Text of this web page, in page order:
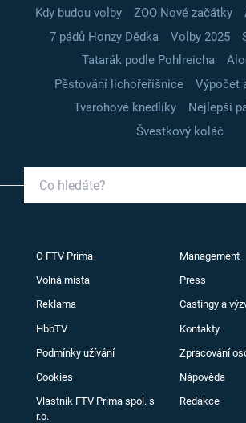
Kdy budou volby
ZOO Nové začátky
7 pádů Honzy Dědka
Volby 2025
Tatarák podle Pohlreicha
Pěstování lichořeřišnice
Výpočet
Tvarohové knedlíky
Nejlepší
Švestkový koláč
O FTV Prima Management
Volná místa Press
Reklama Castingy a
HbbTV Kontakty
Podmínky užívání Zpracování
Cookies Nápověda
Vlastník FTV Prima spol. s
r.o.
Redakce